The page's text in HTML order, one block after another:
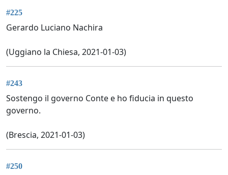
#225
Gerardo Luciano Nachira
(Uggiano la Chiesa, 2021-01-03)
#243
Sostengo il governo Conte e ho fiducia in questo
governo.
(Brescia, 2021-01-03)
#250